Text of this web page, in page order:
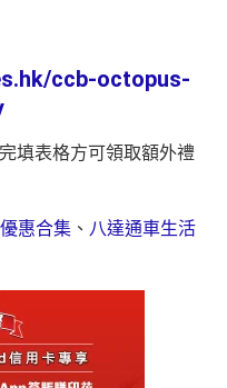
ccb-octopus-
填表格方可領取額外禮
惠合集 、 八達通車生活